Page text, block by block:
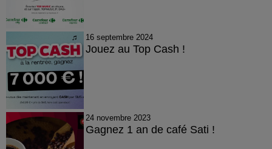
16 septembre 2024
Jouez au Top Cash !
24 novembre 2023
Gagnez 1 an de café Sati !